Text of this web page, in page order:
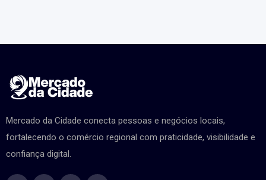
Mercado da Cidade conecta pessoas e negócios locais,
fortalecendo o comércio regional com praticidade, visibilidade e
confiança digital.